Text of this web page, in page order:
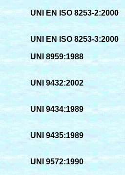
UNI EN ISO 8253-2:2000
UNI EN ISO 8253-3:2000
UNI 8959:1988
UNI 9432:2002
UNI 9434:1989
UNI 9435:1989
UNI 9572:1990